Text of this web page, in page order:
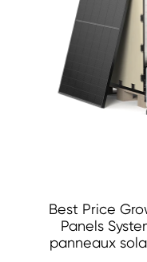
Best Price
Panels
panneaux